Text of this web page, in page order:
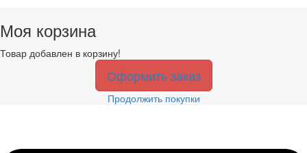
Моя корзина
Товар добавлен в корзину!
Оформить заказ
Продолжить покупки